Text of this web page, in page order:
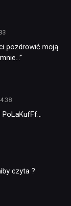
pozdrowić moją
PoLaKufFf…
czyta ?